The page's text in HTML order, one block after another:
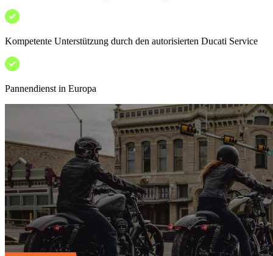
Kompetente Unterstützung durch den autorisierten Ducati Service
Pannendienst in Europa